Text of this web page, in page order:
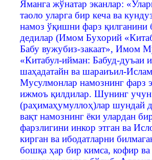
Яманга жўнатар эканлар:
таоло уларга бир кеча ва
намоз ўқишни фарз қилганини
дедилар (Имом Бухорий
Бабу вужубиз-закаат», Имом
«Китабул-ийман: Бабуд-дуъаи
шаҳадатайн ва шараиъил-
Мусулмонлар намознинг фарз
ижмоъ қилдилар. Шунинг
(раҳимаҳумуллоҳ)лар шундай
вақт намознинг ёки улардан
фарзлигини инкор этган ва
кирган ва ибодатларни
бошқа ҳар бир кимса, кофир